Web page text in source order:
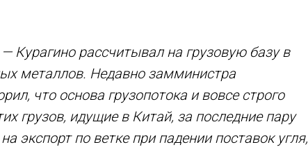
— Курагино рассчитывал на грузовую базу в
металлов. Недавно замминистра
что основа грузопотока и вовсе строго
грузов, идущие в Китай, за последние пару
экспорт по ветке при падении поставок угля,